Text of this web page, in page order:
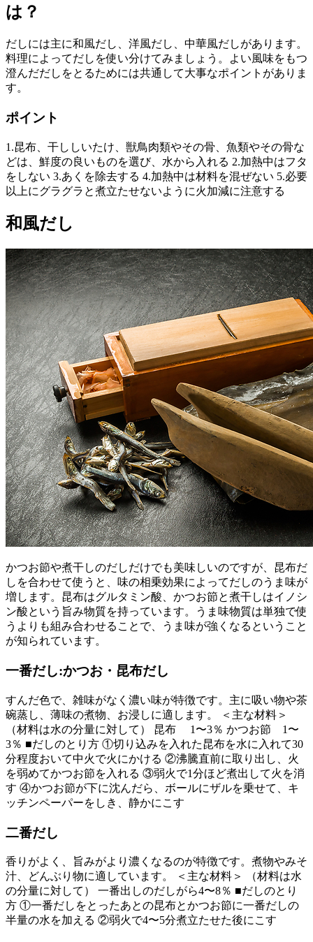
は？
だしには主に和風だし、洋風だし、中華風だしがあります。
料理によってだしを使い分けてみましょう。よい風味をもつ
澄んだだしをとるためには共通して大事なポイントがありま
す。
ポイント
1.昆布、干ししいたけ、獣鳥肉類やその骨、魚類やその骨な
どは、鮮度の良いものを選び、水から入れる 2.加熱中はフタ
をしない 3.あくを除去する 4.加熱中は材料を混ぜない 5.必要
以上にグラグラと煮立たせないように火加減に注意する
和風だし
かつお節や煮干しのだしだけでも美味しいのですが、昆布だ
しを合わせて使うと、味の相乗効果によってだしのうま味が
増します。昆布はグルタミン酸、かつお節と煮干しはイノシ
ン酸という旨み物質を持っています。うま味物質は単独で使
うよりも組み合わせることで、うま味が強くなるということ
が知られています。
一番だし:かつお・昆布だし
すんだ色で、雑味がなく濃い味が特徴です。主に吸い物や茶
碗蒸し、薄味の煮物、お浸しに適します。 ＜主な材料＞
（材料は水の分量に対して） 昆布 1〜3％ かつお節 1〜
3％ ■だしのとり方 ①切り込みを入れた昆布を水に入れて30
分程度おいて中火で火にかける ②沸騰直前に取り出し、火
を弱めてかつお節を入れる ③弱火で1分ほど煮出して火を消
す ④かつお節が下に沈んだら、ボールにザルを乗せて、キ
ッチンペーパーをしき、静かにこす
二番だし
香りがよく、旨みがより濃くなるのが特徴です。煮物やみそ
汁、どんぶり物に適しています。 ＜主な材料＞ （材料は水
の分量に対して） 一番出しのだしがら4〜8％ ■だしのとり
方 ①一番だしをとったあとの昆布とかつお節に一番だしの
半量の水を加える ②弱火で4〜5分煮立たせた後にこす